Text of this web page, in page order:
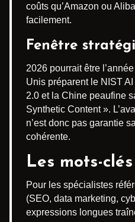
coûts qu’Amazon ou
facilement.
Fenêtre
2026 pourrait être
Unis préparent le NIST
2.0 et la Chine peaufine
Synthetic Content ».
n’est donc pas garantie
cohérente.
Les mots-
Pour les spécialistes
(SEO, data marketing,
expressions longues